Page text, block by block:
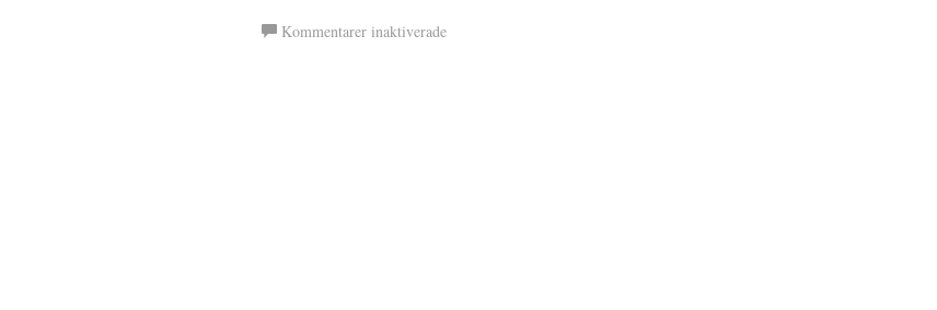
Kommentarer inaktiveradeför